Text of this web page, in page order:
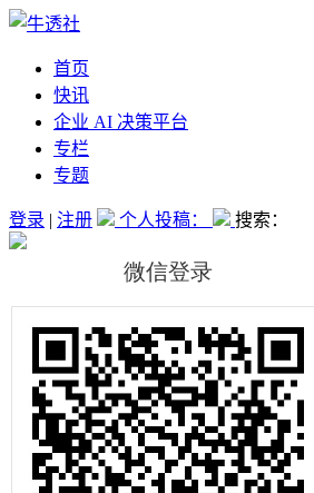
首页
快讯
企业 AI 决策平台
专栏
专题
登录 | 注册 个人投稿： 搜索：